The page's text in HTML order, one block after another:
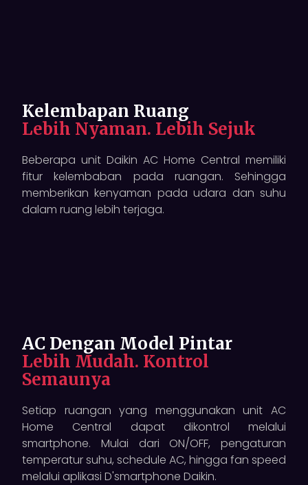
Kelembapan Ruang
Lebih Nyaman. Lebih Sejuk
Beberapa unit Daikin AC Home Central memiliki
fitur kelembaban pada ruangan. Sehingga
memberikan kenyaman pada udara dan suhu
dalam ruang lebih terjaga.
AC Dengan Model Pintar
Lebih Mudah. Kontrol
Semaunya
Setiap ruangan yang menggunakan unit AC
Home Central dapat dikontrol melalui
smartphone. Mulai dari ON/OFF, pengaturan
temperatur suhu, schedule AC, hingga fan speed
melalui aplikasi D'smartphone Daikin.